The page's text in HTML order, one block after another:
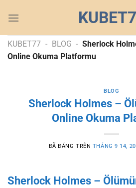
đến
dungKUBET77 - BLOG - Sherlock
Online Okuma Platformu
BLOG
Sherlock Holmes –
Online Okuma
ĐÃ ĐĂNG TRÊN THÁNG 9 14,
Sherlock Holmes –